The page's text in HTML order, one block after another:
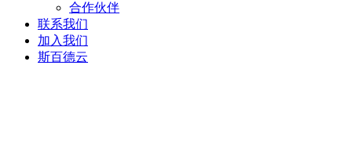
合作伙伴
联系我们
加入我们
斯百德云